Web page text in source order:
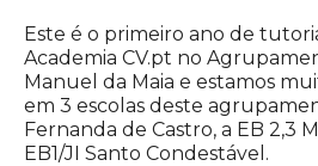
Este é o primeiro ano de
Academia CV.pt no
Manuel da Maia e estamos
em 3 escolas deste
Fernanda de Castro, a EB 2,3
EB1/JI Santo Condestável.